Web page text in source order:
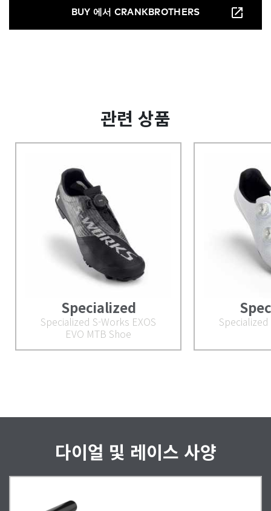
BUY 에서 CRANKBROTHERS
관련 상품
Specialized
Specialized S-Works EXOS
EVO MTB Shoe
다이얼 및 레이스 사양